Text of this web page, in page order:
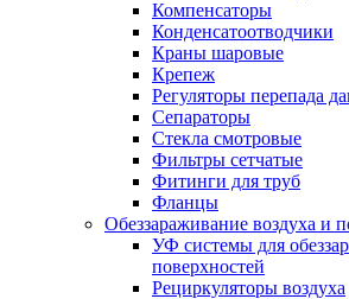
Компенсаторы
Конденсатоотводчики
Краны шаровые
Крепеж
Регуляторы перепада
Сепараторы
Стекла смотровые
Фильтры сетчатые
Фитинги для труб
Фланцы
Обеззараживание воздуха и
УФ системы для
поверхностей
Рециркуляторы воздуха